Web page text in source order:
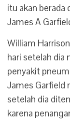
itu akan berada
James A
William
hari setelah dia
penyakit
James Garfield
setelah dia
karena